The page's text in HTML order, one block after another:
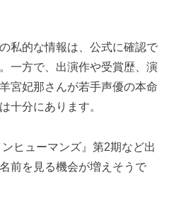
私的な情報は、公式に確認で
一方で、出演作や受賞歴、演
宮妃那さんが若手声優の本命
十分にあります。
ヒューマンズ』第2期など出
前を見る機会が増えそうで